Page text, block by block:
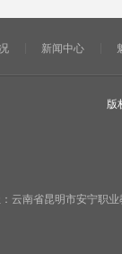
新闻中心
版
云南省昆明市安宁职